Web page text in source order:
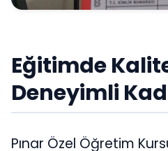
Eğitimde
Deneyimli
Pınar Özel Öğretim